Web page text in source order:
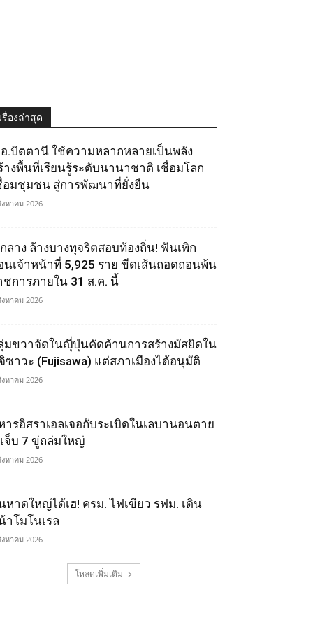
เรื่องล่าสุด
.ปัตตานี ใช้ความหลากหลายเป็นพลัง
างพื้นที่เรียนรู้ระดับนานาชาติ เชื่อมโลก
อมชุมชน สู่การพัฒนาที่ยั่งยืน
หาคม 2026
ลาง ล้างบางทุจริตสอบท้องถิ่น! ฟันเพิก
นเจ้าหน้าที่ 5,925 ราย ขีดเส้นถอดถอนพ้น
ชการภายใน 31 ส.ค. นี้
หาคม 2026
มขวาจัดในญุี่ปุ่นคัดค้านการสร้างมัสยิดใน
ซาวะ (Fujisawa) แต่สภาเมืองได้อนุมัติ
หาคม 2026
ารอิสราเอลเจอกับระเบิดในเลบานอนตาย
จ็บ 7 ขู่ถล่มใหญ่
หาคม 2026
หาดใหญ่ได้เฮ! ครม. ไฟเขียว รฟม. เดิน
าโมโนเรล
หาคม 2026
โหลดเพิ่มเติม